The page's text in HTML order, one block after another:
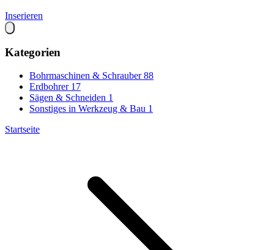
Inserieren
Kategorien
Bohrmaschinen & Schrauber 88
Erdbohrer 17
Sägen & Schneiden 1
Sonstiges in Werkzeug & Bau 1
Startseite